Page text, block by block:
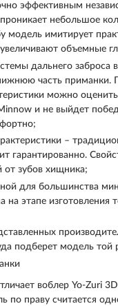
эффективным
проникает небольшое
имитирует
объемные
дальнего заброса
часть приманки.
можно
и не выйдет
–
гарантированно.
зубов хищника;
для большинства
на этапе
подберет модель той
воблер Yo-Zuri
по праву считается